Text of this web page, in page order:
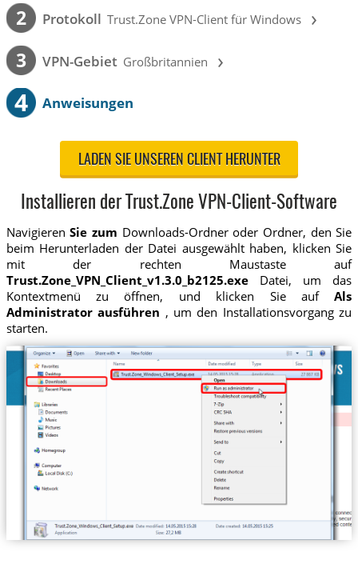
2 Protokoll Trust.Zone VPN-Client für Windows ›
3 VPN-Gebiet Großbritannien ›
4 Anweisungen
LADEN SIE UNSEREN CLIENT HERUNTER
Installieren der Trust.Zone VPN-Client-Software
NavigierenSie zum Downloads-Ordner oder Ordner, den Sie
beim Herunterladen der Datei ausgewählt haben, klicken Sie
mit der rechten Maustaste auf
Trust.Zone_VPN_Client_v1.3.0_b2125.exeDatei, um das
Kontextmenü zu öffnen, und klicken Sie aufAls
Administrator ausführen , um den Installationsvorgang zu
starten.